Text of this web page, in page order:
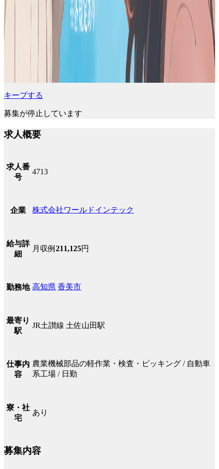
キープする
募集が停止しています
求人概要
求人番
号
4713
企業 株式会社ワールドインテック
給与詳
細
月収例 211,125円
勤務地 高知県 香美市
最寄り
駅
JR土讃線 土佐山田駅
仕事内
容
農業機械部品の軽作業・検査・ピッキング / 自動車
系工場 / 日勤
寮・社
宅
あり
募集内容